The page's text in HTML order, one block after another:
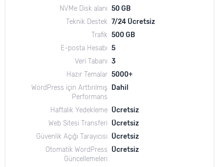
NVMe Disk alanı 50 GB
Teknik Destek 7/24 Ücretsiz
Trafik 500 GB
E-posta Hesabı 5
Veri Tabanı 3
Hazır Temalar 5000+
WordPress için Arttırılmış
Performans
Dahil
Haftalık Yedekleme Ücretsiz
Web Sitesi Transferi
Ücretsiz
Güvenlik Açığı Tarayıcısı
Ücretsiz
Otomatik WordPress
Güncellemeleri
Ücretsiz